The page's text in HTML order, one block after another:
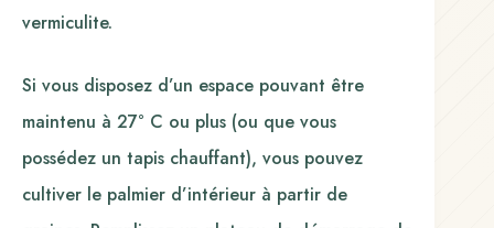
vermiculite.
Si vous disposez d’un espace pouvant être
maintenu à 27° C ou plus (ou que vous
possédez un tapis chauffant), vous pouvez
cultiver le palmier d’intérieur à partir de